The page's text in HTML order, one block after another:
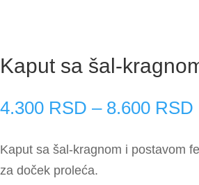
Kaput sa šal-
4.300 RSD – 8.600 RSD
Kaput sa šal-kragnom i postavom
za doček proleća.